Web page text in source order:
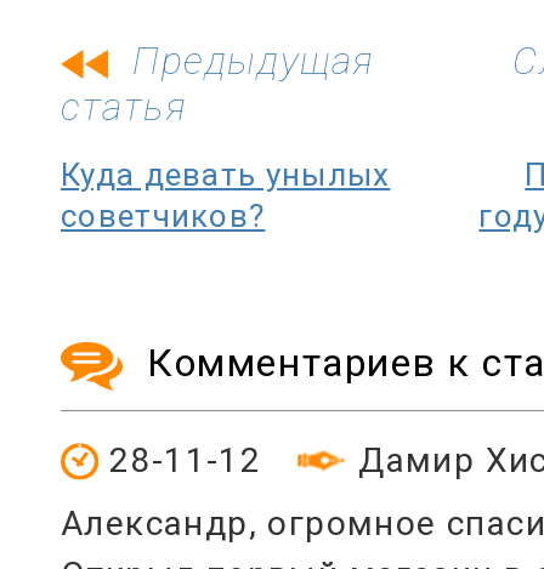
Предыдущая
статья
Куда девать унылых
советчиков?
Комментариев к
Дамир
28-11-12
Александр, огромное